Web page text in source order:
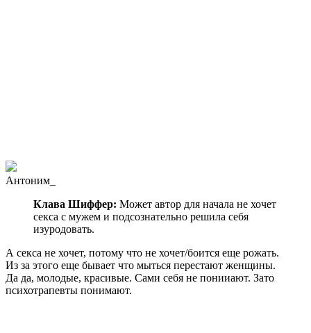
Антоним_
Клава Шиффер: Может автор для начала не хочет
секса с мужем и подсознательно решила себя
изуродовать.
А секса не хочет, потому что не хочет/боится еще рожать.
Из за этого еще бывает что мыться перестают женщины.
Да да, молодые, красивые. Сами себя не понииают. Зато
психотрапевты понимают.